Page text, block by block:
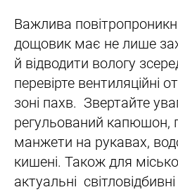
Важлива
дощовик має не лише
й відводити вологу
перевірте вентиляційні
зоні пахв. Звертайте
регульований капюшон,
манжети на рукавах,
кишені. Також для
актуальні